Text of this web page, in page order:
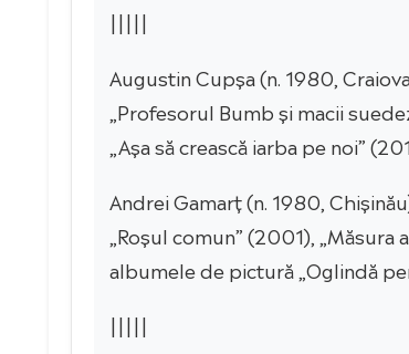
|||||
Augustin Cupșa (n. 1980,
„Profesorul Bumb și macii
„Așa să crească iarba pe noi”
Andrei Gamarț (n. 1980,
„Roșul comun” (2001),
albumele de pictură „Oglindă
|||||